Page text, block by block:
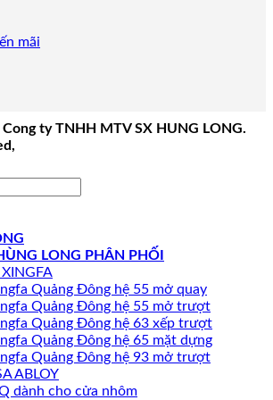
mãi
Cong ty TNHH MTV SX HUNG LONG.
LONG PHÂN PHỐI
Quảng Đông hệ 55 mở quay
Quảng Đông hệ 55 mở trượt
Quảng Đông hệ 63 xếp trượt
Quảng Đông hệ 65 mặt dựng
Quảng Đông hệ 93 mở trượt
ABLOY
dành cho cửa nhôm